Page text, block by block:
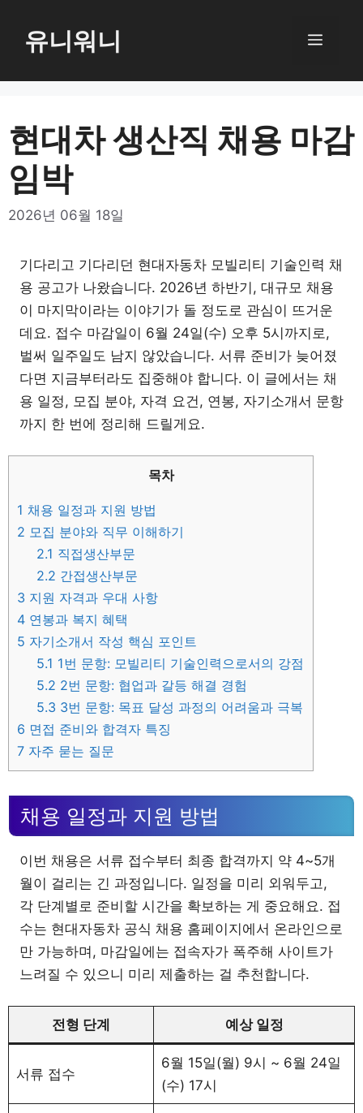
로
기
유니워니 메
현대차 생산직 채용 마감
임박
2026년 06월 18일
기다리고 기다리던 현대자동차 모빌리티 기술인력 채
용 공고가 나왔습니다. 2026년 하반기, 대규모 채용
이 마지막이라는 이야기가 돌 정도로 관심이 뜨거운
데요. 접수 마감일이 6월 24일(수) 오후 5시까지로,
벌써 일주일도 남지 않았습니다. 서류 준비가 늦어졌
다면 지금부터라도 집중해야 합니다. 이 글에서는 채
용 일정, 모집 분야, 자격 요건, 연봉, 자기소개서 문항
까지 한 번에 정리해 드릴게요.
목차
1 채용 일정과 지원 방법
2 모집 분야와 직무 이해하기
2.1 직접생산부문
2.2 간접생산부문
3 지원 자격과 우대 사항
4 연봉과 복지 혜택
5 자기소개서 작성 핵심 포인트
5.1 1번 문항: 모빌리티 기술인력으로서의 강점
5.2 2번 문항: 협업과 갈등 해결 경험
5.3 3번 문항: 목표 달성 과정의 어려움과 극복
6 면접 준비와 합격자 특징
7 자주 묻는 질문
채용 일정과 지원 방법
이번 채용은 서류 접수부터 최종 합격까지 약 4~5개
월이 걸리는 긴 과정입니다. 일정을 미리 외워두고,
각 단계별로 준비할 시간을 확보하는 게 중요해요. 접
수는 현대자동차 공식 채용 홈페이지에서 온라인으로
만 가능하며, 마감일에는 접속자가 폭주해 사이트가
느려질 수 있으니 미리 제출하는 걸 추천합니다.
전형 단계 예상 일정
서류 접수
6월 15일(월) 9시 ~ 6월 24일
(수) 17시